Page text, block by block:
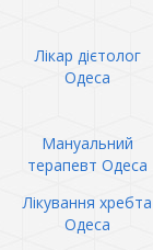
Лікар дієтолог
Одеса
Мануальний
терапевт Одеса
Лікування хребта
Одеса